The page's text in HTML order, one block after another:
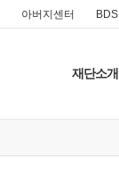
아버지센터 BDS
재단소개